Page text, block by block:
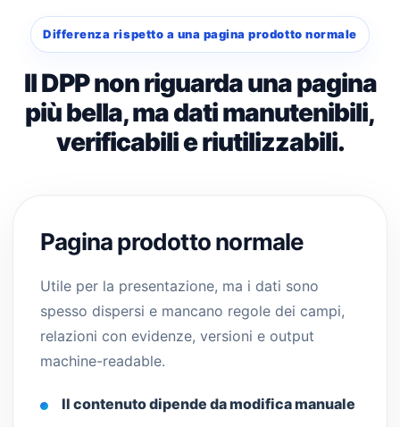
Differenza rispetto a una pagina prodotto normale
Il DPP non riguarda una pagina
più bella, ma dati manutenibili,
verificabili e riutilizzabili.
Pagina prodotto normale
Utile per la presentazione, ma i dati sono
spesso dispersi e mancano regole dei campi,
relazioni con evidenze, versioni e output
machine-readable.
Il contenuto dipende da modifica manuale